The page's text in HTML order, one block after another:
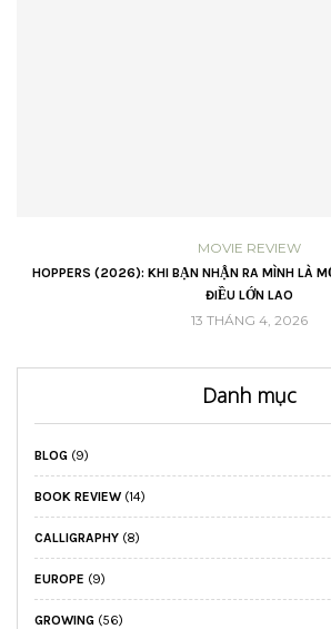
GROWING
LỜI HỨA CHO NĂM MỚI – LÀM BẰNG CẢ
16 THÁNG 2, 2026
Danh mục
BLOG (9)
BOOK REVIEW (14)
CALLIGRAPHY (8)
EUROPE (9)
GROWING (56)